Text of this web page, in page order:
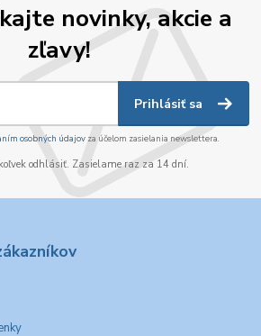
novinky, akcie a
zľavy!
Prihlásiť sa
osobných údajov za účelom zasielania newslettera.
odhlásiť. Zasielame raz za 14 dní.